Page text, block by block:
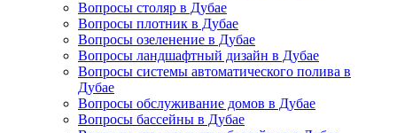
Вопросы столяр в Дубае
Вопросы плотник в Дубае
Вопросы озеленение в Дубае
Вопросы ландшафтный дизайн в Дубае
Вопросы системы автоматического полива в
Дубае
Вопросы обслуживание домов в Дубае
Вопросы бассейны в Дубае